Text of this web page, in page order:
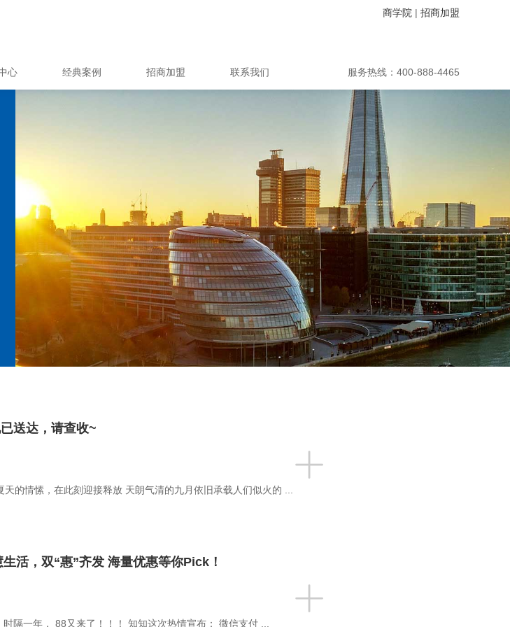
商学院 | 招商加盟
心 经典案例 招商加盟 联系我们 服务热线：400-888-4465
送达，请查收~
的情愫，在此刻迎接释放 天朗气清的九月依旧承载人们似火的 ...
活，双“惠”齐发 海量优惠等你Pick！
隔一年， 88又来了！！！ 知知这次热情宣布： 微信支付 ...